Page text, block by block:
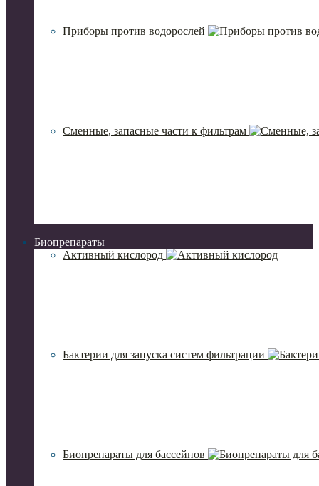
Приборы против водорослей
Сменные, запасные части к фильтрам
Биопрепараты
Активный кислород
Бактерии для запуска систем фильтрации
Биопрепараты для бассейнов